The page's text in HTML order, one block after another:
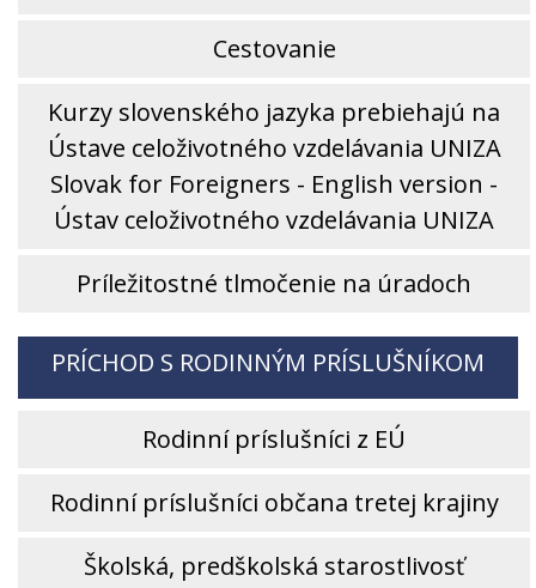
Cestovanie
Kurzy slovenského jazyka prebiehajú na
Ústave celoživotného vzdelávania UNIZA
Slovak for Foreigners - English version -
Ústav celoživotného vzdelávania UNIZA
Príležitostné tlmočenie na úradoch
PRÍCHOD S RODINNÝM PRÍSLUŠNÍKOM
Rodinní príslušníci z EÚ
Rodinní príslušníci občana tretej krajiny
Školská, predškolská starostlivosť